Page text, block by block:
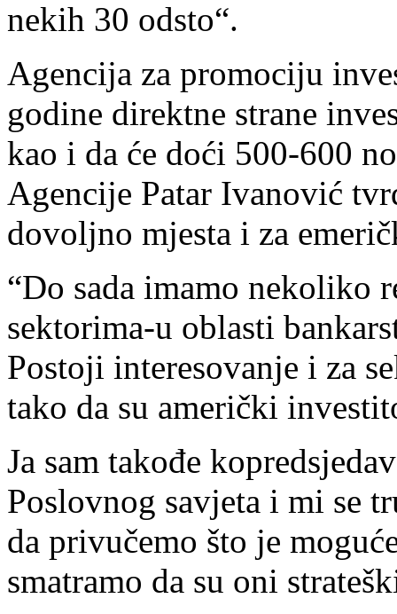
nekih 30 odsto“.
Agencija za promociju
godine direktne strane
kao i da će doći 500-600
Agencije Patar Ivanović
dovoljno mjesta i za
“Do sada imamo
sektorima-u oblasti
Postoji interesovanje i za
tako da su američki
Ja sam takođe
Poslovnog savjeta i mi se
da privučemo što je
smatramo da su oni